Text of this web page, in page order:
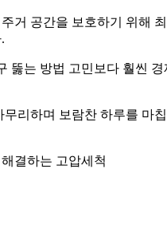
거 공간을 보호하기 위해
뚫는 방법 고민보다 훨씬 경
리하며 보람찬 하루를 마
결하는 고압세척